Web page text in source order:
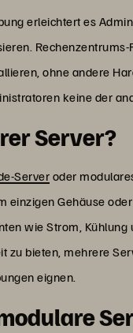
erleichtert es
ohne andere
keine der
Server?
Server oder
einzigen Gehäuse
wie Strom,
zu bieten, mehrere
eignen.